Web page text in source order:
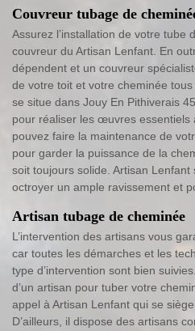
Couvreur tubage de
Assurez l’installation de votre tube
couvreur du Artisan Lenfant. En
dépendent et un couvreur
de votre toit et votre cheminée
se situe dans Jouy En Pithiverais
pour réaliser les œuvres essentiels
pouvez faire la maintenance de
pour garder la puissance de la
soit toujours solide. Artisan
octroyer un ample ravissement et
Artisan tubage de cheminée
L’intervention des artisans vous
car toutes les démarches et les
type d’intervention sont bien
d’un artisan pour tuber votre
appel à Artisan Lenfant qui se
D’ailleurs, il dispose des artisans